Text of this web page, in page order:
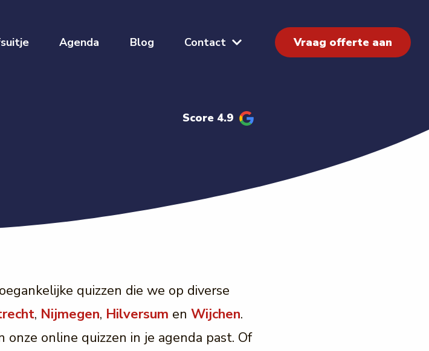
Agenda Blog Contact Vraag offerte aan
Score 4.9
quizzen die we op diverse
, Nijmegen, Hilversum en Wijchen.
onze online quizzen in je agenda past. Of